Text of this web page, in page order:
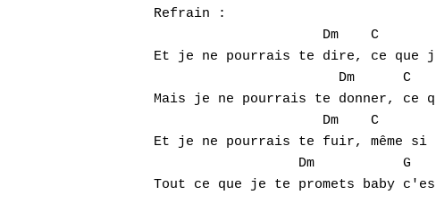
Refrain :
Dm    C
Et je ne pourrais te dire, ce que
Dm      C
Mais je ne pourrais te donner, ce
Dm    C
Et je ne pourrais te fuir, même si
Dm           G
Tout ce que je te promets baby